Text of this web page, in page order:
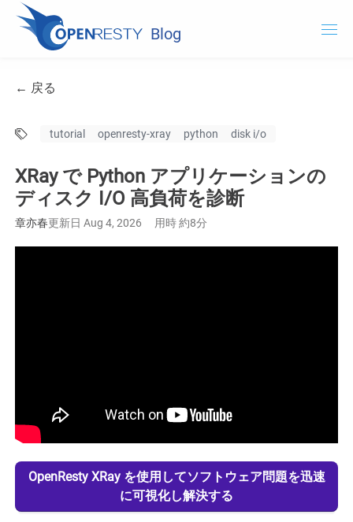
Blog
OpenResty Edge
ドキュメント
OpenResty XRay を試用する
← 戻る
tutorial openresty-xray python disk i/o
XRay で Python アプリケーションの
ディスク I/O 高負荷を診断
章亦春更新日 Aug 4, 2026 用時 約8分
OpenResty XRay を使用してソフトウェア問題を迅速
に可視化し解決する